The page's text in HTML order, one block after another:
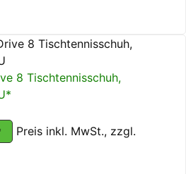
8 Tischtennisschuh,
Preis inkl. MwSt., zzgl.